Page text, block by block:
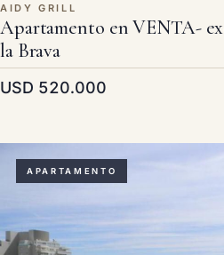
AIDY GRILL
Apartamento en VENTA-
la Brava
USD 520.000
APARTAMENTO